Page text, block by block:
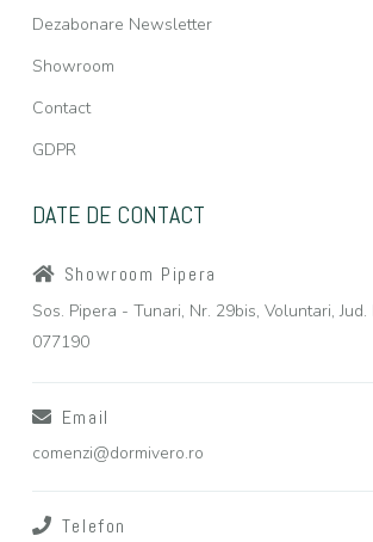
Dezabonare Newsletter
Showroom
Contact
GDPR
DATE DE CONTACT
Showroom Pipera
Sos. Pipera - Tunari, Nr. 29bis, Voluntari,
077190
Email
comenzi@dormivero.ro
Telefon